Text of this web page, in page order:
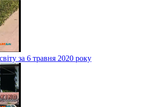
за 6 травня 2020 року